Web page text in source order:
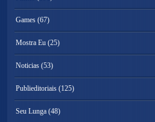
Games (67)
Mostra Eu (25)
Noticias (53)
Publieditoriais (125)
Seu Lunga (48)